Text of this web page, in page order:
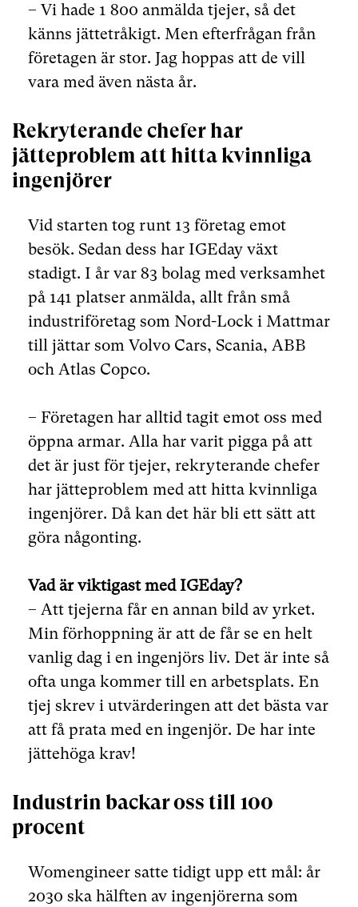
– Vi hade 1 800 anmälda tjejer, så det
känns jättetråkigt. Men efterfrågan från
företagen är stor. Jag hoppas att de vill
vara med även nästa år.
Rekryterande chefer har
jätteproblem att hitta kvinnliga
ingenjörer
Vid starten tog runt 13 företag emot
besök. Sedan dess har IGEday växt
stadigt. I år var 83 bolag med verksamhet
på 141 platser anmälda, allt från små
industriföretag som Nord-Lock i Mattmar
till jättar som Volvo Cars, Scania, ABB
och Atlas Copco.
– Företagen har alltid tagit emot oss med
öppna armar. Alla har varit pigga på att
det är just för tjejer, rekryterande chefer
har jätteproblem med att hitta kvinnliga
ingenjörer. Då kan det här bli ett sätt att
göra någonting.
Vad är viktigast med IGEday?
– Att tjejerna får en annan bild av yrket.
Min förhoppning är att de får se en helt
vanlig dag i en ingenjörs liv. Det är inte så
ofta unga kommer till en arbetsplats. En
tjej skrev i utvärderingen att det bästa var
att få prata med en ingenjör. De har inte
jättehöga krav!
Industrin backar oss till 100
procent
Womengineer satte tidigt upp ett mål: år
2030 ska hälften av ingenjörerna som